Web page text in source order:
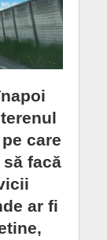
care
facă
ar fi